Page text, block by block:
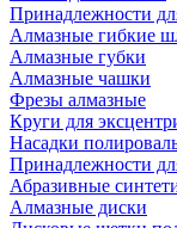
Принадлежности
Алмазные гибкие
Алмазные губки
Алмазные чашки
Фрезы алмазные
Круги для
Насадки
Принадлежности
Абразивные
Алмазные диски